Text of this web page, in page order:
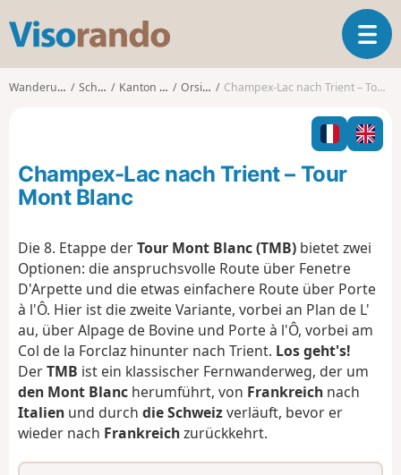
s
o
o
T
o
g
l
e
n
a
i
o
n
Wanderungen Schweiz Kanton Wallis Orsières Champex-Lac nach Trient – Tour Mont Blanc
Champex-Lac nach Trient – Tour
Mont Blanc
Die 8. Etappe derTour Mont Blanc (TMB) bietet zwei
Optionen: die anspruchsvolle Route über Fenetre
D'Arpette und die etwas einfachere Route über Porte
à l'Ô. Hier ist die zweite Variante, vorbei an Plan de L'
au, über Alpage de Bovine und Porte à l'Ô, vorbei am
Col de la Forclaz hinunter nach Trient. Los geht's!
DerTMB ist ein klassischer Fernwanderweg, der um
den Mont Blanc herumführt, von Frankreich nach
Italien und durch die Schweizverläuft, bevor er
wieder nach Frankreichzurückkehrt.